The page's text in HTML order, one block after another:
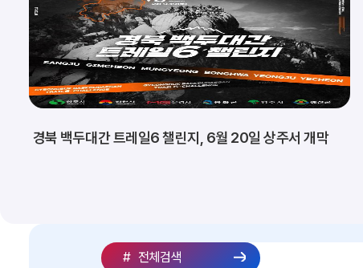
경북 백두대간 트레일6 챌린지, 6월 20일 상주서 개막
# 전체검색